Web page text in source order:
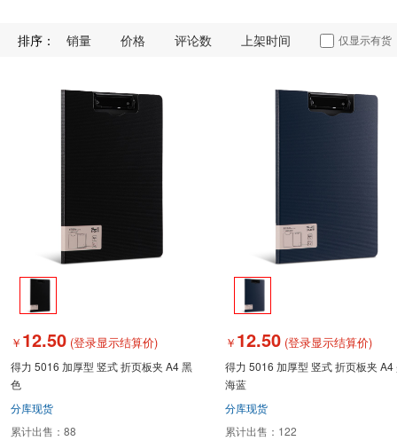
排序： 销量 价格 评论数 上架时间 仅显示有货
￥ 12.50 (登录显示结算价)
得力 5016 加厚型 竖式 折页板夹 A4 黑
色
分库现货
累计出售： 88
￥ 12.50 (登录显示结算价)
得力 5016 加厚型 竖式 折页板夹 A4
海蓝
分库现货
累计出售： 122